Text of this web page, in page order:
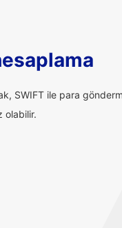
SWIFT ile para
olabilir.